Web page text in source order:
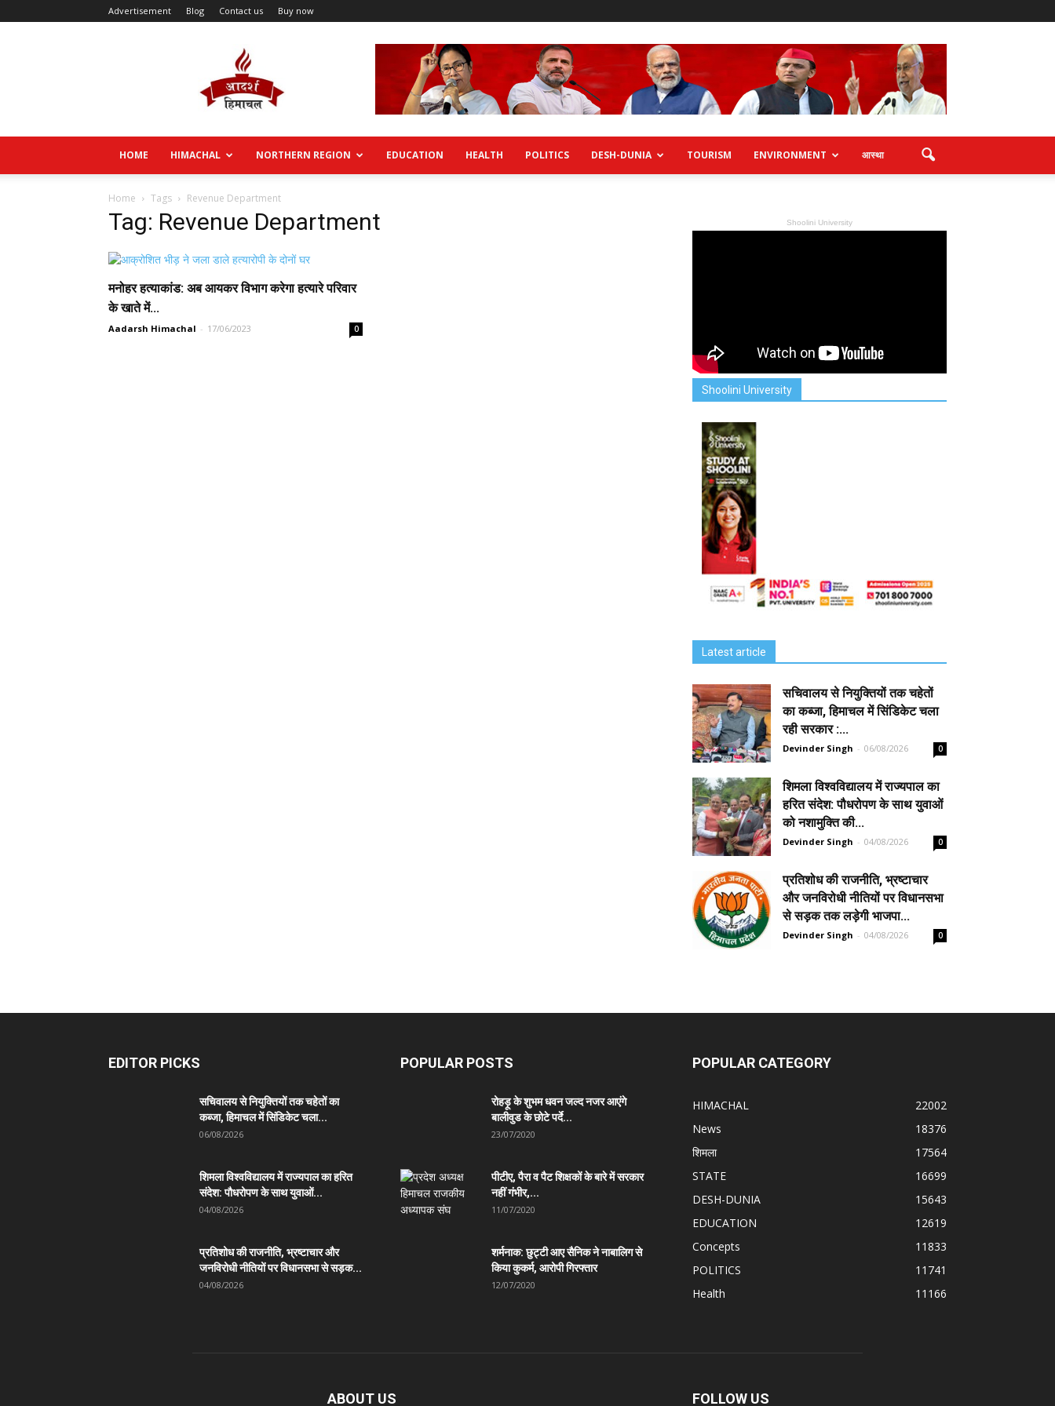
Advertisement Blog Contact us Buy now
HOME HIMACHAL NORTHERN REGION EDUCATION HEALTH POLITICS DESH-DUNIA TOURISM ENVIRONMENT आस्था
Home Tags Revenue Department
Tag: Revenue Department
मनोहर हत्याकांड: अब आयकर विभाग करेगा हत्यारे परिवार
के खाते में...
Aadarsh Himachal - 17/06/2023 0
Shoolini University
Shoolini University
Latest article
सचिवालय से नियुक्तियों तक चहेतों
का कब्जा, हिमाचल में सिंडिकेट चला
रही सरकार :...
Devinder Singh - 06/08/2026 0
शिमला विश्वविद्यालय में राज्यपाल का
हरित संदेश: पौधरोपण के साथ युवाओं
को नशामुक्ति की...
Devinder Singh - 04/08/2026 0
प्रतिशोध की राजनीति, भ्रष्टाचार
और जनविरोधी नीतियों पर विधानसभा
से सड़क तक लड़ेगी भाजपा...
Devinder Singh - 04/08/2026 0
EDITOR PICKS
सचिवालय से नियुक्तियों तक चहेतों का
कब्जा, हिमाचल में सिंडिकेट चला...
06/08/2026
शिमला विश्वविद्यालय में राज्यपाल का हरित
संदेश: पौधरोपण के साथ युवाओं...
04/08/2026
प्रतिशोध की राजनीति, भ्रष्टाचार और
जनविरोधी नीतियों पर विधानसभा से सड़क...
04/08/2026
POPULAR POSTS
रोहड़ू के शुभम धवन जल्द नजर आएंगे
बालीवुड के छोटे पर्दे...
23/07/2020
पीटीए, पैरा व पैट शिक्षकों के बारे में सरकार
नहीं गंभीर,...
11/07/2020
शर्मनाक: छुट्टी आए सैनिक ने नाबालिग से
किया कुकर्म, आरोपी गिरफ्तार
12/07/2020
POPULAR CATEGORY
HIMACHAL
22002
News
18376
शिमला
17564
STATE
16699
DESH-DUNIA
15643
EDUCATION
12619
Concepts
11833
POLITICS
11741
Health
11166
ABOUT US FOLLOW US